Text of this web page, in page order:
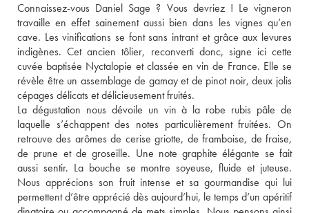
Connaissez-vous Daniel Sage ? Vous devriez ! Le vigneron
travaille en effet sainement aussi bien dans les vignes qu’en
cave. Les vinifications se font sans intrant et grâce aux levures
indigènes. Cet ancien tôlier, reconverti donc, signe ici cette
cuvée baptisée Nyctalopie et classée en vin de France. Elle se
révèle être un assemblage de gamay et de pinot noir, deux jolis
cépages délicats et délicieusement fruités.
La dégustation nous dévoile un vin à la robe rubis pâle de
laquelle s’échappent des notes particulièrement fruitées. On
retrouve des arômes de cerise griotte, de framboise, de fraise,
de prune et de groseille. Une note graphite élégante se fait
aussi sentir. La bouche se montre soyeuse, fluide et juteuse.
Nous apprécions son fruit intense et sa gourmandise qui lui
permettent d’être apprécié dès aujourd’hui, le temps d’un apéritif